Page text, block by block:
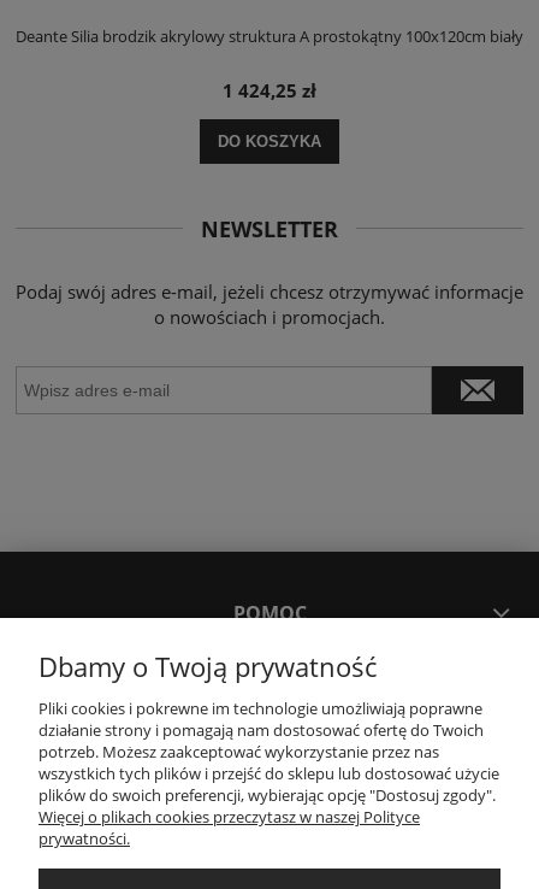
Deante Silia brodzik akrylowy struktura A prostokątny 100x120cm biały
1 424,25 zł
DO KOSZYKA
NEWSLETTER
Podaj swój adres e-mail, jeżeli chcesz otrzymywać informacje
o nowościach i promocjach.
POMOC
MOJE KONTO
PŁATNOŚCI I DOSTAWA
Dbamy o Twoją prywatność
Pliki cookies i pokrewne im technologie umożliwiają poprawne
działanie strony i pomagają nam dostosować ofertę do Twoich
potrzeb. Możesz zaakceptować wykorzystanie przez nas
wszystkich tych plików i przejść do sklepu lub dostosować użycie
plików do swoich preferencji, wybierając opcję "Dostosuj zgody".
Więcej o plikach cookies przeczytasz w naszej Polityce
prywatności.